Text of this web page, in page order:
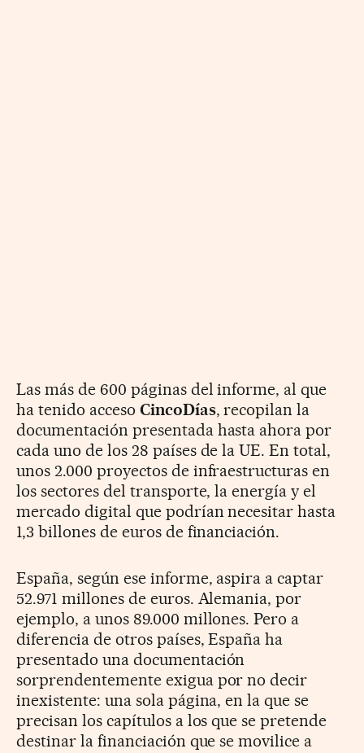
Las más de 600 páginas del informe, al que
ha tenido acceso CincoDías, recopilan la
documentación presentada hasta ahora por
cada uno de los 28 países de la UE. En total,
unos 2.000 proyectos de infraestructuras en
los sectores del transporte, la energía y el
mercado digital que podrían necesitar hasta
1,3 billones de euros de financiación.
España, según ese informe, aspira a captar
52.971 millones de euros. Alemania, por
ejemplo, a unos 89.000 millones. Pero a
diferencia de otros países, España ha
presentado una documentación
sorprendentemente exigua por no decir
inexistente: una sola página, en la que se
precisan los capítulos a los que se pretende
destinar la financiación que se movilice a